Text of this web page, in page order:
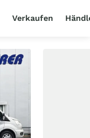
Verkaufen